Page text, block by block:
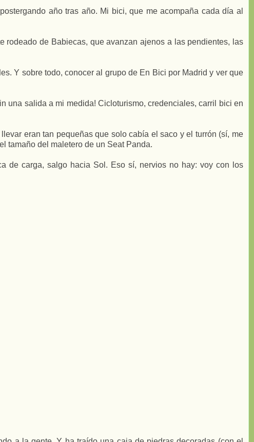
año tras año. Mi bici, que me acompaña cada día al
de Babiecas, que avanzan ajenos a las pendientes, las
Y sobre todo, conocer al grupo de En Bici por Madrid y ver que
una salida a mi medida! Cicloturismo, credenciales, carril bici en
eran tan pequeñas que solo cabía el saco y el turrón (sí, me
tamaño del maletero de un Seat Panda.
de carga, salgo hacia Sol. Eso sí, nervios no hay: voy con los